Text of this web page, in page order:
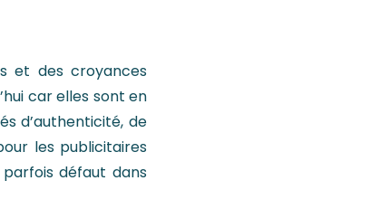
et des croyances
car elles sont en
d’authenticité, de
les publicitaires
défaut dans